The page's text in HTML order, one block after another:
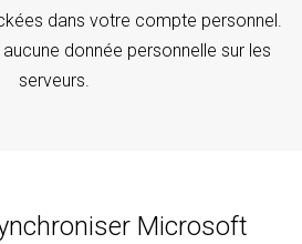
dans votre compte personnel.
donnée personnelle sur les
serveurs.
Microsoft